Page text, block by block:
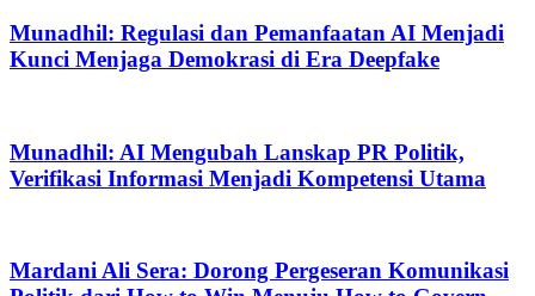
Munadhil: Regulasi dan Pemanfaatan AI Menjadi
Kunci Menjaga Demokrasi di Era Deepfake
Munadhil: AI Mengubah Lanskap PR Politik,
Verifikasi Informasi Menjadi Kompetensi Utama
Mardani Ali Sera: Dorong Pergeseran Komunikasi